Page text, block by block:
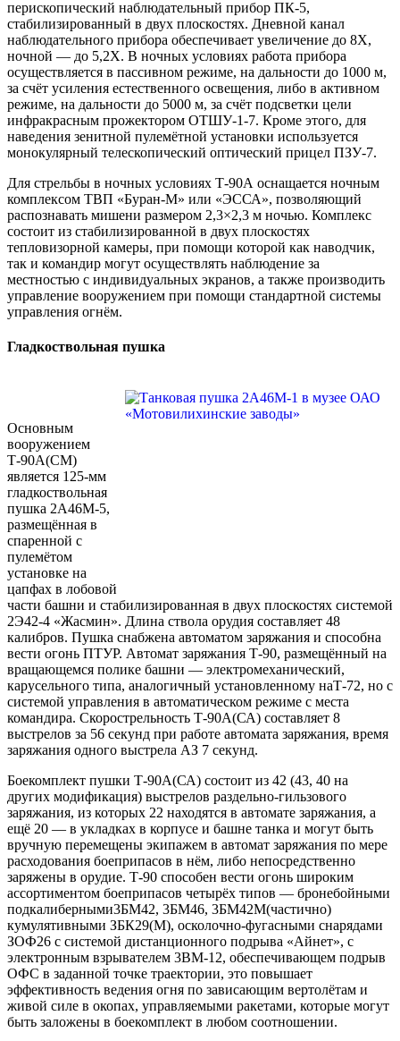
перископический наблюдательный прибор ПК-5,
стабилизированный в двух плоскостях. Дневной канал
наблюдательного прибора обеспечивает увеличение до 8Х,
ночной — до 5,2Х. В ночных условиях работа прибора
осуществляется в пассивном режиме, на дальности до 1000 м,
за счёт усиления естественного освещения, либо в активном
режиме, на дальности до 5000 м, за счёт подсветки цели
инфракрасным прожектором ОТШУ-1-7. Кроме этого, для
наведения зенитной пулемётной установки используется
монокулярный телескопический оптический прицел ПЗУ-7.
Для стрельбы в ночных условиях Т-90А оснащается ночным
комплексом ТВП «Буран-М» или «ЭССА», позволяющий
распознавать мишени размером 2,3×2,3 м ночью. Комплекс
состоит из стабилизированной в двух плоскостях
тепловизорной камеры, при помощи которой как наводчик,
так и командир могут осуществлять наблюдение за
местностью с индивидуальных экранов, а также производить
управление вооружением при помощи стандартной системы
управления огнём.
Гладкоствольная пушка
Основным
вооружением
Т-90А(СМ)
является 125-мм
гладкоствольная
пушка 2А46М-5,
размещённая в
спаренной с
пулемётом
установке на
цапфах в лобовой
части башни и стабилизированная в двух плоскостях системой
2Э42-4 «Жасмин». Длина ствола орудия составляет 48
калибров. Пушка снабжена автоматом заряжания и способна
вести огонь ПТУР. Автомат заряжания Т-90, размещённый на
вращающемся полике башни — электромеханический,
карусельного типа, аналогичный установленному наТ-72, но с
системой управления в автоматическом режиме с места
командира. Скорострельность Т-90А(СА) составляет 8
выстрелов за 56 секунд при работе автомата заряжания, время
заряжания одного выстрела АЗ 7 секунд.
Боекомплект пушки Т-90А(СА) состоит из 42 (43, 40 на
других модификация) выстрелов раздельно-гильзового
заряжания, из которых 22 находятся в автомате заряжания, а
ещё 20 — в укладках в корпусе и башне танка и могут быть
вручную перемещены экипажем в автомат заряжания по мере
расходования боеприпасов в нём, либо непосредственно
заряжены в орудие. Т-90 способен вести огонь широким
ассортиментом боеприпасов четырёх типов — бронебойными
подкалиберными3БМ42, 3БМ46, 3БМ42М(частично)
кумулятивными ЗБК29(М), осколочно-фугасными снарядами
ЗОФ26 с системой дистанционного подрыва «Айнет», с
электронным взрывателем 3ВМ-12, обеспечивающем подрыв
ОФС в заданной точке траектории, это повышает
эффективность ведения огня по зависающим вертолётам и
живой силе в окопах, управляемыми ракетами, которые могут
быть заложены в боекомплект в любом соотношении.